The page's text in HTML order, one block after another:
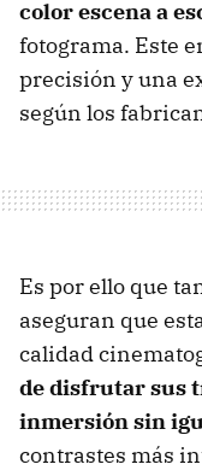
color escena a
fotograma. Este
precisión y una
según los
Es por ello que
aseguran que
calidad
de disfrutar sus
inmersión sin
contrastes más